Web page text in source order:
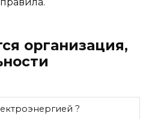
организация,
?